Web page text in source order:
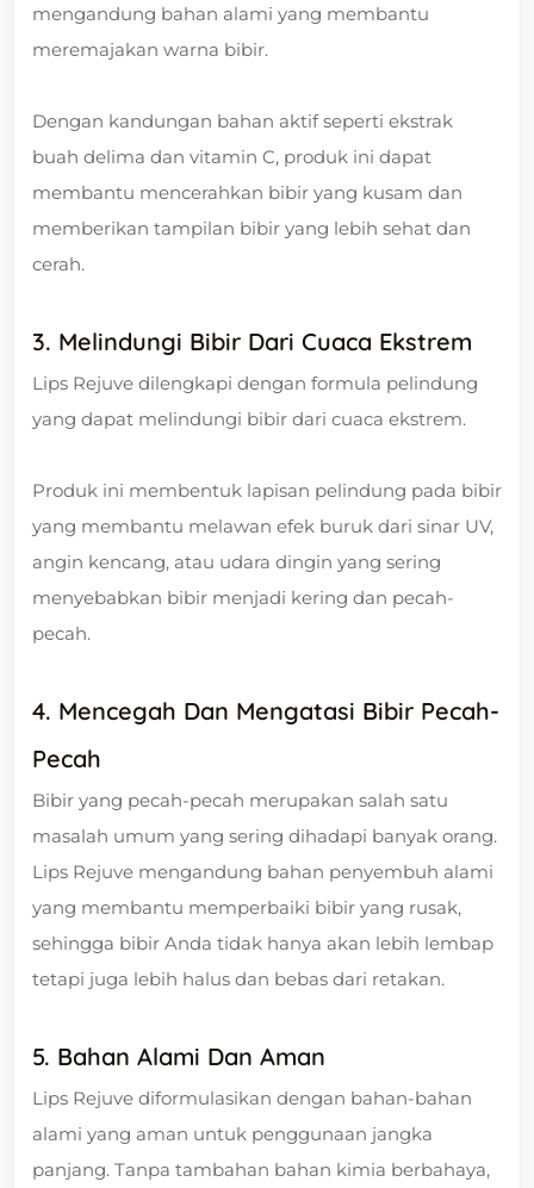
mengandung bahan alami yang membantu
meremajakan warna bibir.
Dengan kandungan bahan aktif seperti ekstrak
buah delima dan vitamin C, produk ini dapat
membantu mencerahkan bibir yang kusam dan
memberikan tampilan bibir yang lebih sehat dan
cerah.
3. Melindungi Bibir Dari Cuaca Ekstrem
Lips Rejuve dilengkapi dengan formula pelindung
yang dapat melindungi bibir dari cuaca ekstrem.
Produk ini membentuk lapisan pelindung pada bibir
yang membantu melawan efek buruk dari sinar UV,
angin kencang, atau udara dingin yang sering
menyebabkan bibir menjadi kering dan pecah-
pecah.
4. Mencegah Dan Mengatasi Bibir Pecah-
Pecah
Bibir yang pecah-pecah merupakan salah satu
masalah umum yang sering dihadapi banyak orang.
Lips Rejuve mengandung bahan penyembuh alami
yang membantu memperbaiki bibir yang rusak,
sehingga bibir Anda tidak hanya akan lebih lembap
tetapi juga lebih halus dan bebas dari retakan.
5. Bahan Alami Dan Aman
Lips Rejuve diformulasikan dengan bahan-bahan
alami yang aman untuk penggunaan jangka
panjang. Tanpa tambahan bahan kimia berbahaya,